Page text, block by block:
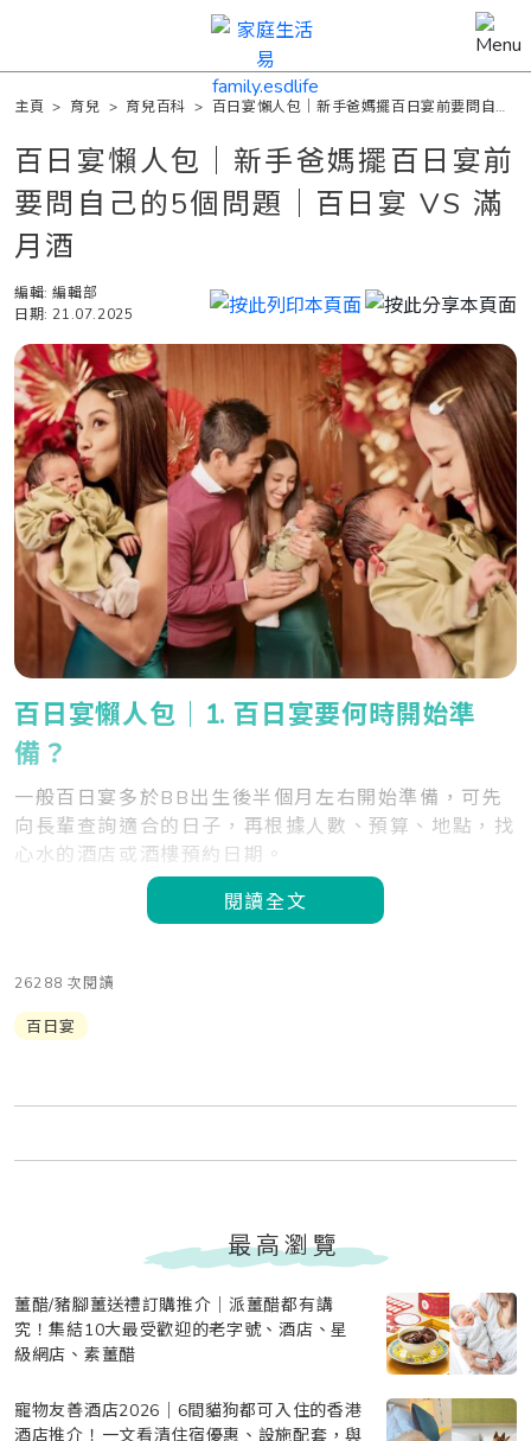
主頁 > 育兒 > 育兒百科 > 百日宴懶人包｜新手爸媽擺百日宴前要問自己
百日宴懶人包｜新手爸媽擺百日宴前
要問自己的5個問題｜百日宴 VS 滿
月酒
編輯: 編輯部
日期: 21.07.2025
百日宴懶人包｜1. 百日宴要何時開始準
備？
一般百日宴多於BB出生後半個月左右開始準備，可先
向長輩查詢適合的日子，再根據人數、預算、地點，找
心水的酒店或酒樓預約日期。
閱讀全文
26288 次閱讀
百日宴
最高瀏覽
薑醋/豬腳薑送禮訂購推介｜派薑醋都有講
究！集結10大最受歡迎的老字號、酒店、星
級網店、素薑醋
寵物友善酒店2026｜6間貓狗都可入住的香港
酒店推介！一文看清住宿優惠、設施配套，與